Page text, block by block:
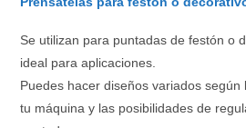
Se utilizan para puntadas de festón o
ideal para aplicaciones.
Puedes hacer diseños variados
tu máquina y las posibilidades de